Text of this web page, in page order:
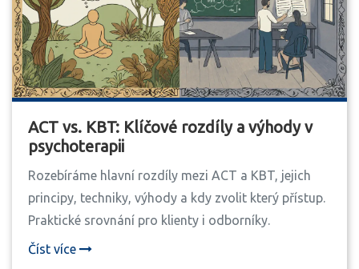
ACT vs. KBT: Klíčové rozdíly a výhody v
psychoterapii
Rozebíráme hlavní rozdíly mezi ACT a KBT, jejich
principy, techniky, výhody a kdy zvolit který přístup.
Praktické srovnání pro klienty i odborníky.
Číst více